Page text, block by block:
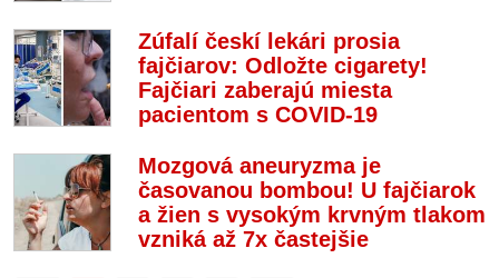
Zúfalí českí lekári prosia
fajčiarov: Odložte cigarety!
Fajčiari zaberajú miesta
pacientom s COVID-19
Mozgová aneuryzma je
časovanou bombou! U fajčiarok
a žien s vysokým krvným tlakom
vzniká až 7x častejšie